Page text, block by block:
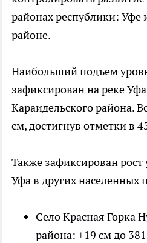
районах республики:
районе.
Наибольший подъем
зафиксирован на реке
Караидельского района.
см, достигнув отметки в
Также зафиксирован
Уфа в других населенных
Село Красная Горка
района: +19 см до